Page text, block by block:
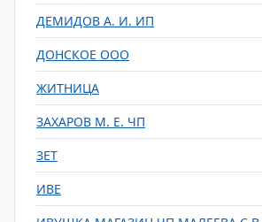
ДЕМИДОВ А. И. ИП
ДОНСКОЕ ООО
ЖИТНИЦА
ЗАХАРОВ М. Е. ЧП
ЗЕТ
ИВЕ